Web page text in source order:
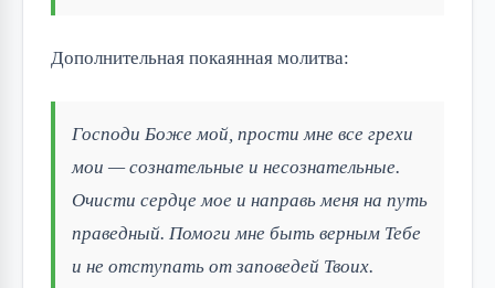
Дополнительная покаянная молитва:
Господи Боже мой, прости мне все грехи
мои — сознательные и несознательные.
Очисти сердце мое и направь меня на путь
праведный. Помоги мне быть верным Тебе
и не отступать от заповедей Твоих.